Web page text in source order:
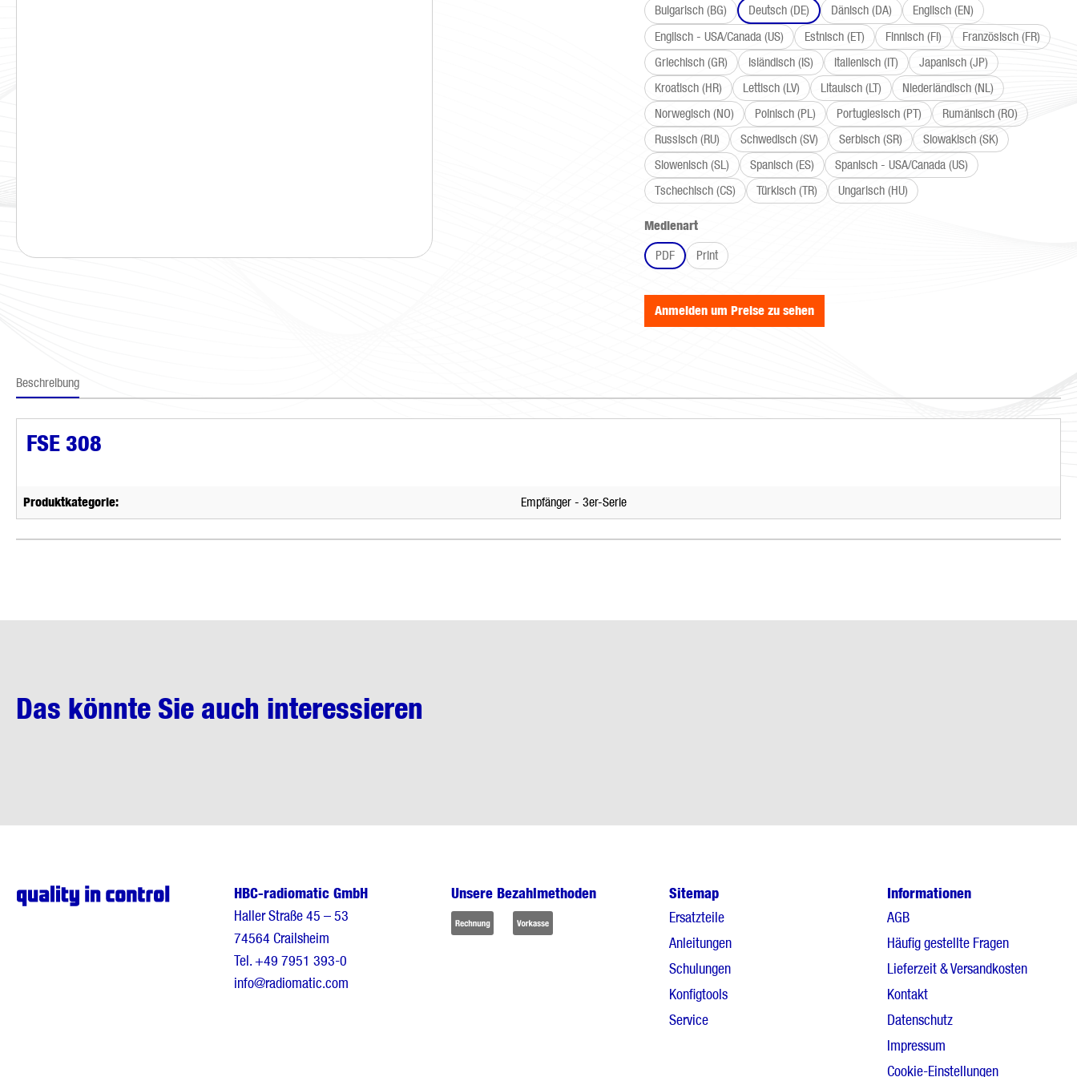
Bulgarisch (BG)
Deutsch (DE) Dänisch (DA)
Englisch (EN)
Englisch - USA/Canada (US)
Estnisch (ET) Finnisch (FI)
Französisch (FR)
Griechisch (GR)
Isländisch (IS) Italienisch (IT)
Japanisch (JP)
Kroatisch (HR)
Lettisch (LV) Litauisch (LT)
Niederländisch (NL)
Norwegisch (NO)
Polnisch (PL) Portugiesisch (PT)
Rumänisch (RO)
Russisch (RU)
Schwedisch (SV) Serbisch (SR)
Slowakisch (SK)
Slowenisch (SL)
Spanisch (ES)
Spanisch - USA/Canada (US)
Tschechisch (CS)
Türkisch (TR) Ungarisch (HU)
Medienartauswählen
PDF
Print
Anmelden um Preise zu sehen
Beschreibung
FSE 308
Produktkategorie: Empfänger - 3er-Serie
Das könnte Sie auch interessieren
HBC-radiomatic GmbH
Haller Straße 45 – 53
74564 Crailsheim
Tel.+49 7951 393-0
info@radiomatic.com
Unsere Bezahlmethoden
Sitemap
Ersatzteile
Anleitungen
Schulungen
Konfigtools
Service
Informationen
AGB
Häufig gestellte Fragen
Lieferzeit & Versandkosten
Kontakt
Datenschutz
Impressum
Cookie-Einstellungen